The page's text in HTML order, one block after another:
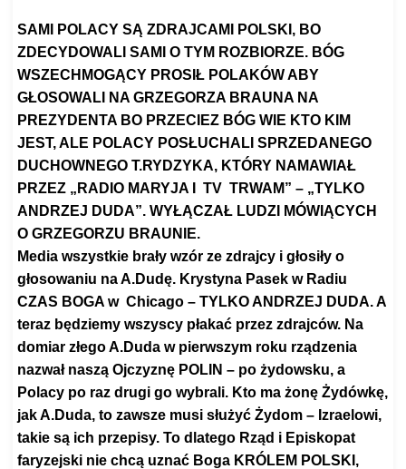
SAMI POLACY SĄ ZDRAJCAMI POLSKI, BO
ZDECYDOWALI SAMI O TYM ROZBIORZE. BÓG
WSZECHMOGĄCY PROSIŁ POLAKÓW ABY
GŁOSOWALI NA GRZEGORZA BRAUNA NA
PREZYDENTA BO PRZECIEZ BÓG WIE KTO KIM
JEST, ALE POLACY POSŁUCHALI SPRZEDANEGO
DUCHOWNEGO T.RYDZYKA, KTÓRY NAMAWIAŁ
PRZEZ „RADIO MARYJA I TV TRWAM” – „TYLKO
ANDRZEJ DUDA”. WYŁĄCZAŁ LUDZI MÓWIĄCYCH
O GRZEGORZU BRAUNIE.
Media wszystkiebrały wzór ze zdrajcy i głosiły o
głosowaniu na A.Dudę. Krystyna Pasek w Radiu
CZAS BOGA w Chicago – TYLKO ANDRZEJ DUDA. A
teraz będziemy wszyscy płakać przez zdrajców. Na
domiar złego A.Duda w pierwszymroku rządzenia
nazwał naszą Ojczyznę POLIN – po żydowsku, a
Polacy po raz drugi go wybrali. Kto ma żonę Żydówkę,
jak A.Duda, to zawsze musi służyć Żydom – Izraelowi,
takie są ich przepisy. To dlatego Rząd i Episkopat
faryzejski nie chcą uznać Boga KRÓLEM POLSKI,